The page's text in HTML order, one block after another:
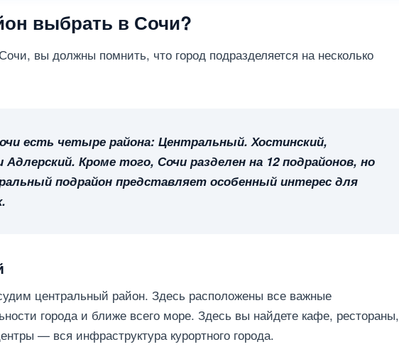
выбрать в Сочи?
вы должны помнить, что город подразделяется на несколько
есть четыре района: Центральный. Хостинский,
Адлерский. Кроме того, Сочи разделен на 12 подрайонов, но
подрайон представляет особенный интерес для
центральный район. Здесь расположены все важные
города и ближе всего море. Здесь вы найдете кафе, рестораны,
— вся инфраструктура курортного города.